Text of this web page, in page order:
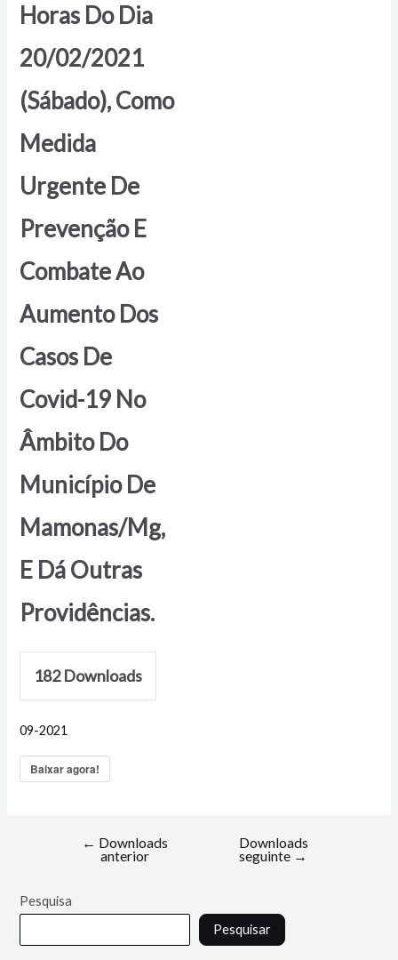
Horas Do Dia
20/02/2021
(Sábado), Como
Medida
Urgente De
Prevenção E
Combate Ao
Aumento Dos
Casos De
Covid-19 No
Âmbito Do
Município De
Mamonas/Mg,
E Dá Outras
Providências.
182Downloads
09-2021
Baixar agora!
← Downloads
anterior
Downloads
seguinte →
Pesquisa
Pesquisar